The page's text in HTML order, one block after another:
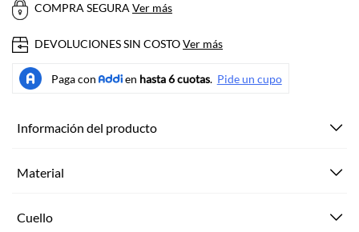
COMPRA SEGURA Ver más
DEVOLUCIONES SIN COSTOVer más
Información del producto
Material
Cuello